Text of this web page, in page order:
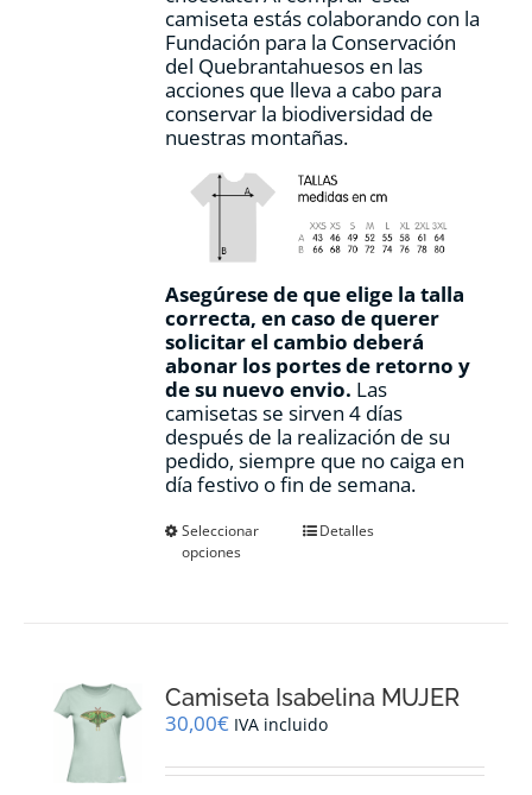
camiseta estás colaborando con la
Fundación para la Conservación
del Quebrantahuesos en las
acciones que lleva a cabo para
conservar la biodiversidad de
nuestras montañas.
Asegúrese de que elige la talla
correcta, en caso de querer
solicitar el cambio deberá
abonar los portes de retorno y
de su nuevo envio. Las
camisetas se sirven 4 días
después de la realización de su
pedido, siempre que no caiga en
día festivo o fin de semana.
Seleccionar
opciones
Este
se
pueden
en
Detalles
Camiseta Isabelina MUJER
30,00€ IVA incluido